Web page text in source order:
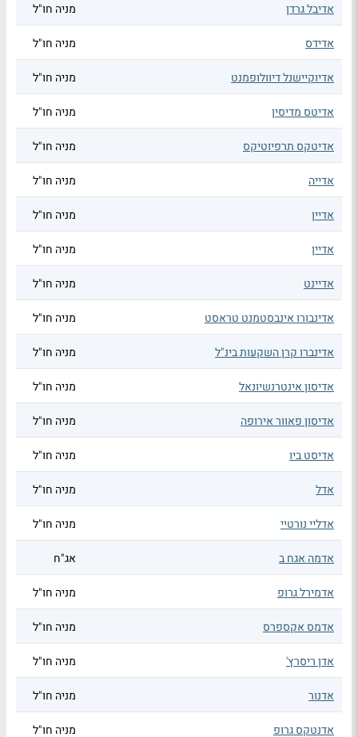
אדיבל גרדן מניה חו"ל
אדידס מניה חו"ל
אדיוקיישנל דיוולופמנט מניה חו"ל
אדיטס מדיסין מניה חו"ל
אדיטקס תרפיוטיקס מניה חו"ל
אדייה מניה חו"ל
אדיין מניה חו"ל
אדיין מניה חו"ל
אדיינט מניה חו"ל
אדינבורו אינבסטמנט טראסט מניה חו"ל
אדינברו קרן השקעות בינ"ל מניה חו"ל
אדיסון אינטרנשיונאל מניה חו"ל
אדיסון פאוור אירופה מניה חו"ל
אדיסט ביו מניה חו"ל
אדל מניה חו"ל
אדליי נורטיי מניה חו"ל
אדמה אגח ב אג"ח
אדמירל גרופ מניה חו"ל
אדמס אקספרס מניה חו"ל
אדן ריסרץ' מניה חו"ל
אדנור מניה חו"ל
אדנטקס גרופ מניה חו"ל